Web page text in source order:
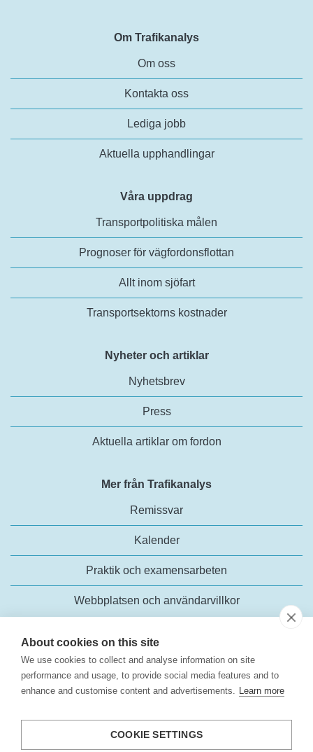
About cookies on this site
We use cookies to collect and analyse information on site
performance and usage, to provide social media features and to
enhance and customise content and advertisements. Learn more
COOKIE SETTINGS
Om Trafikanalys
Om oss
Kontakta oss
Lediga jobb
Aktuella upphandlingar
Våra uppdrag
Transportpolitiska målen
Prognoser för vägfordonsflottan
Allt inom sjöfart
Transportsektorns kostnader
Nyheter och artiklar
Nyhetsbrev
Press
Aktuella artiklar om fordon
Mer från Trafikanalys
Remissvar
Kalender
Praktik och examensarbeten
Webbplatsen och användarvillkor
Rosenlundsgatan 54
118 63 Stockholm